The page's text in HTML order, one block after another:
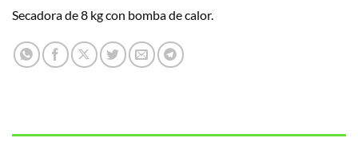
Secadora de 8 kg con bomba de calor.